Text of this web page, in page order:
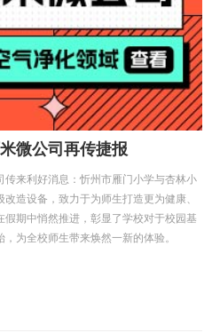
微公司再传捷报
来利好消息：忻州市雁门小学与杏林小
造设备，致力于为师生打造更为健康、
期中悄然推进，彰显了学校对于校园基
为全校师生带来焕然一新的体验。